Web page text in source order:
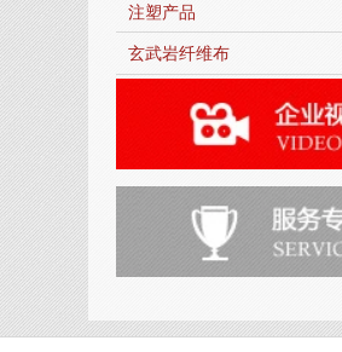
注塑产品
玄武岩纤维布